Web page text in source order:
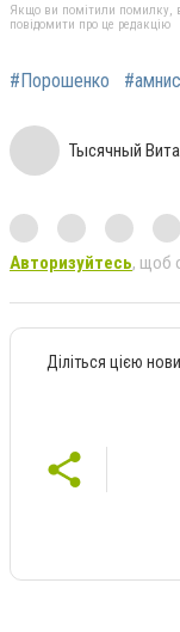
Якщо ви помітили помилку,
повідомити про це редакцію
#Порошенко
Тысячный
Авторизуйтесь, щоб
Діліться цією